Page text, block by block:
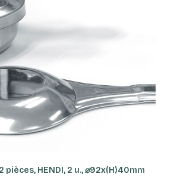
AJOUTER AU PANIER
pièces, HENDI, 2 u., ⌀92x(H)40mm